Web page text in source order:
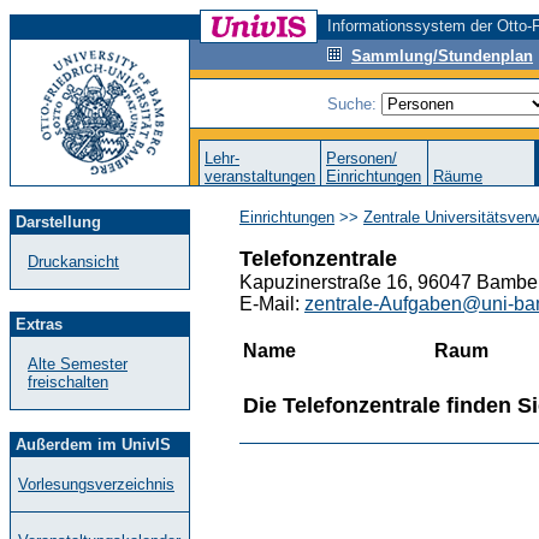
Informationssystem der
Sammlung/Stundenplan
Suche:
Lehr-
veranstaltungen
Personen/
Einrichtungen
Räume
Darstellung
Druckansicht
Extras
Alte Semester
freischalten
Außerdem im UnivIS
Vorlesungsverzeichnis
Einrichtungen >> Zentrale
Telefonzentrale
Kapuzinerstraße 16, 96047
E-Mail: zentrale-Aufgaben@uni-
Name Raum
Die Telefonzentrale finden